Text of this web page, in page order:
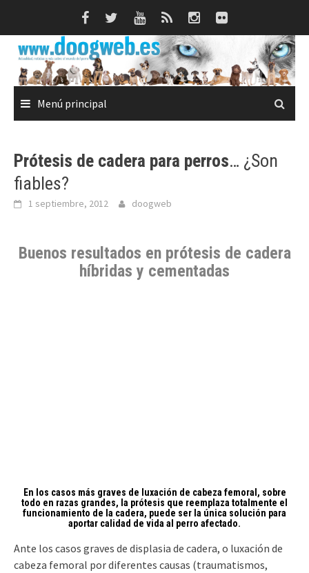
Menú principal
Prótesis de cadera para perros… ¿Son
fiables?
1 septiembre, 2012 doogweb
Buenos resultados en prótesis de cadera
híbridas y cementadas
En los casos más graves de luxación de cabeza femoral, sobre
todo en razas grandes, la prótesis que reemplaza totalmente el
funcionamiento de la cadera, puede ser la única solución para
aportar calidad de vida al perro afectado.
Ante los casos graves de displasia de cadera, o luxación de
cabeza femoral por diferentes causas (traumatismos,